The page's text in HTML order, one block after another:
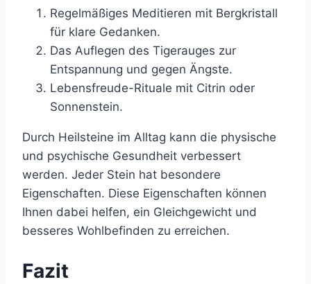
Regelmäßiges Meditieren mit Bergkristall
für klare Gedanken.
Das Auflegen des Tigerauges zur
Entspannung und gegen Ängste.
Lebensfreude-Rituale mit Citrin oder
Sonnenstein.
Durch Heilsteine im Alltag kann die physische
und psychische Gesundheit verbessert
werden. Jeder Stein hat besondere
Eigenschaften. Diese Eigenschaften können
Ihnen dabei helfen, ein Gleichgewicht und
besseres Wohlbefinden zu erreichen.
Fazit